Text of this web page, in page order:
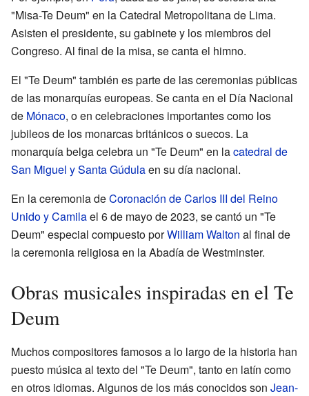
"Misa-Te Deum" en la Catedral Metropolitana de Lima.
Asisten el presidente, su gabinete y los miembros del
Congreso. Al final de la misa, se canta el himno.
El "Te Deum" también es parte de las ceremonias públicas
de las monarquías europeas. Se canta en el Día Nacional
de Mónaco, o en celebraciones importantes como los
jubileos de los monarcas británicos o suecos. La
monarquía belga celebra un "Te Deum" en lacatedral de
San Miguel y Santa Gúdulaen su día nacional.
En la ceremonia deCoronación de Carlos III del Reino
Unido y Camilael 6 de mayo de 2023, se cantó un "Te
Deum" especial compuesto porWilliam Walton al final de
la ceremonia religiosa en la Abadía de Westminster.
Obras musicales inspiradas en el Te
Deum
Muchos compositores famosos a lo largo de la historia han
puesto música al texto del "Te Deum", tanto en latín como
en otros idiomas. Algunos de los más conocidos son Jean-